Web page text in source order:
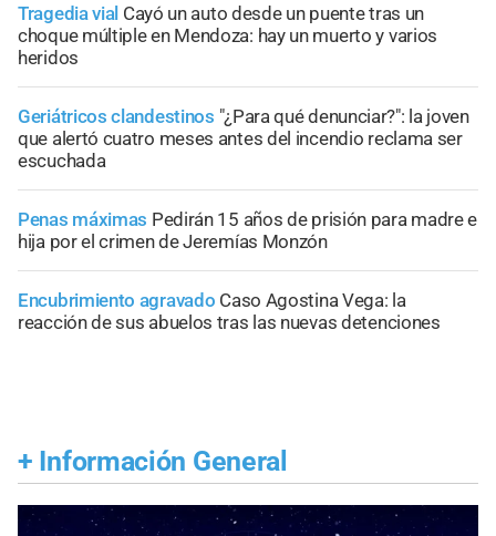
Tragedia vial Cayó un auto desde un puente tras un
choque múltiple en Mendoza: hay un muerto y varios
heridos
Geriátricos clandestinos "¿Para qué denunciar?": la joven
que alertó cuatro meses antes del incendio reclama ser
escuchada
Penas máximas Pedirán 15 años de prisión para madre e
hija por el crimen de Jeremías Monzón
Encubrimiento agravado Caso Agostina Vega: la
reacción de sus abuelos tras las nuevas detenciones
+ Información General